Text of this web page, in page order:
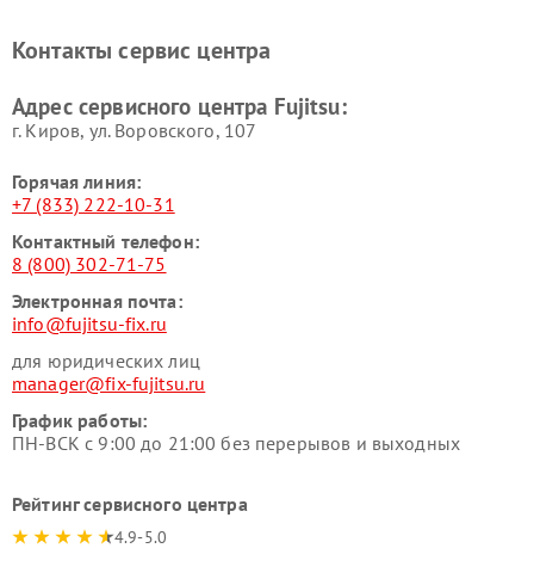
Контакты сервис центра
Адрес сервисного центра Fujitsu:
г. Киров, ул. Воровского, 107
Горячая линия:
+7 (833) 222-10-31
Контактный телефон:
8 (800) 302-71-75
Электронная почта:
info@fujitsu-fix.ru
для юридических лиц
manager@fix-fujitsu.ru
График работы:
ПН-ВСК с 9:00 до 21:00 без перерывов и выходных
Рейтинг сервисного центра
4.9-5.0